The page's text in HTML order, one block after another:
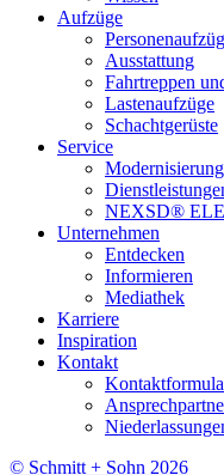
Aufzüge
Ausstattung
Fahrtreppen
Lastenaufzüge
Schachtgerüste
Service
Modernisierung
NEXSD®
Unternehmen
Entdecken
Informieren
Mediathek
Karriere
Inspiration
Kontakt
© Schmitt + Sohn 2026